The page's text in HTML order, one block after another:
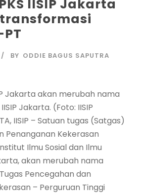
IISIP Jakarta
BY ODDIE BAGUS SAPUTRA
Jakarta akan merubah nama
Jakarta. (Foto: IISIP
IISIP – Satuan tugas (Satgas)
Penanganan Kekerasan
Ilmu Sosial dan Ilmu
akan merubah nama
Pencegahan dan
– Perguruan Tinggi